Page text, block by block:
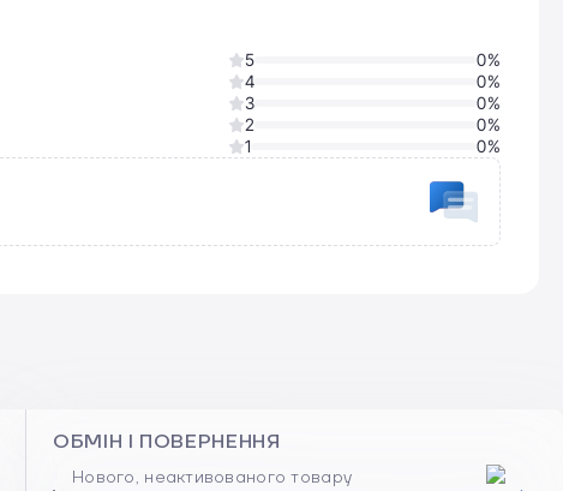
5
0%
4
0%
3
0%
2
0%
1
0%
ОБМІН І ПОВЕРНЕННЯ
Нового, неактивованого товару